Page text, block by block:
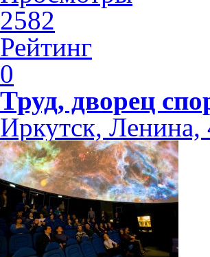
2582
Рейтинг
0
Труд, дворец
Иркутск, Ленина,